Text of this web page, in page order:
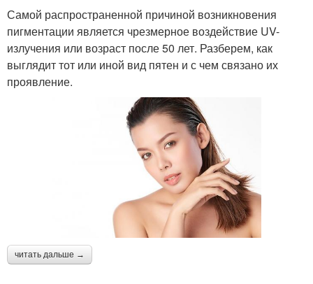
Самой распространенной причиной возникновения
пигментации является чрезмерное воздействие UV-
излучения или возраст после 50 лет. Разберем, как
выглядит тот или иной вид пятен и с чем связано их
проявление.
читать дальше →